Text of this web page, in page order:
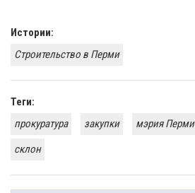
Истории:
Строительство в Перми
Теги:
прокуратура
закупки мэрия Перми
склон